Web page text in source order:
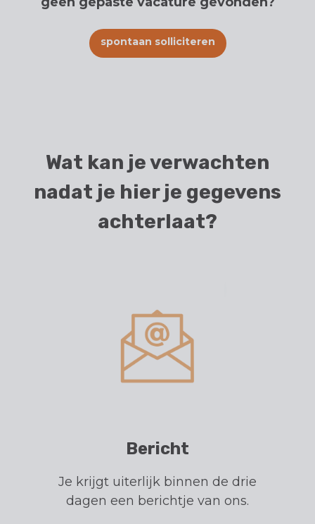
spontaan solliciteren
Wat kan je verwachten
nadat je hier je gegevens
achterlaat?
Bericht
Je krijgt uiterlijk binnen de drie
dagen een berichtje van ons.